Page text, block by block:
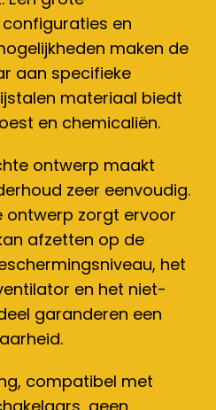
en
maken de
aan specifieke
materiaal biedt
en chemicaliën.
ontwerp maakt
zeer eenvoudig.
ontwerp zorgt ervoor
afzetten op de
het
en het niet-
garanderen een
compatibel met